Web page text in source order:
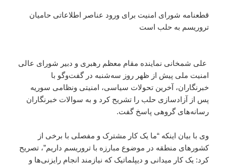
قطعنامه شورای امنیت برای ورود عناصر اطلاعاتی حامیان
تروریسم به حلب است
علی شمخانی نماینده مقام معظم رهبری و دبیر شورای عالی
امنیت ملی پیش از ظهر روز سه‌شنبه در گفت‌وگو با
خبرنگاران، آخرین تحولات سیاسی، امنیتی ونظامی سوریه
پس از آزادسازی حلب را تشریح کرد و به سوالات خبرنگاران
رسانه‌های گروهی پاسخ گفت.
وی با بیان اینکه “ما یک کار مشترک و مفصلی با برخی از
کشورهای منطقه در موضوع مبارزه با تروریسم داریم”، تصریح
کرد: یک کار میدانی و دیپلماتیک که نیازمند انجام رایزنی‌ها و